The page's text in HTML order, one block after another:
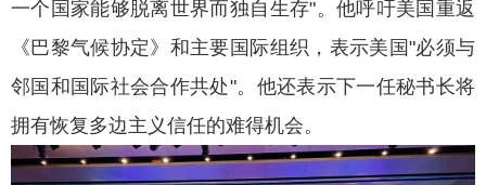
一个国家能够脱离世界而独自生存"。他呼吁美国重返
《巴黎气候协定》和主要国际组织，表示美国"必须与
邻国和国际社会合作共处"。他还表示下一任秘书长将
拥有恢复多边主义信任的难得机会。